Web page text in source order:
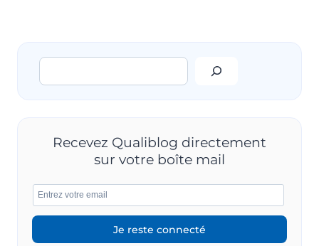
Rechercher
Recevez Qualiblog directement
sur votre boîte mail